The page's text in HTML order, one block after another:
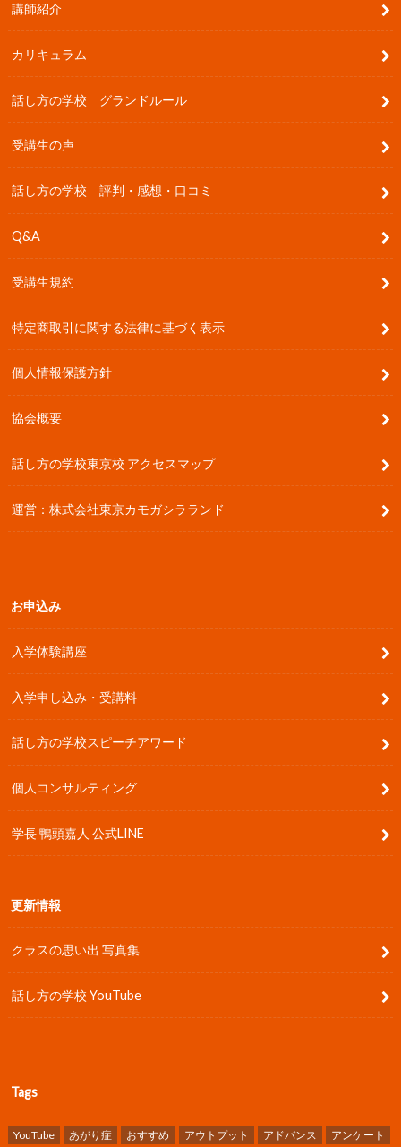
講師紹介
カリキュラム
話し方の学校 グランドルール
受講生の声
話し方の学校 評判・感想・口コミ
Q&A
受講生規約
特定商取引に関する法律に基づく表示
個人情報保護方針
協会概要
話し方の学校東京校 アクセスマップ
運営：株式会社東京カモガシラランド
お申込み
入学体験講座
入学申し込み・受講料
話し方の学校スピーチアワード
個人コンサルティング
学長 鴨頭嘉人 公式LINE
更新情報
クラスの思い出 写真集
話し方の学校 YouTube
Tags
YouTube あがり症 おすすめ アウトプット アドバンス アンケート